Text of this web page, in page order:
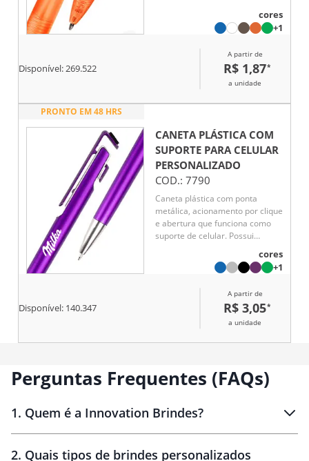
cores
+1
Disponível:269.522
A partir de
R$ 1,87*
a unidade
PRONTO EM 48 HRS
CANETA PLÁSTICA COM
SUPORTE PARA CELULAR
PERSONALIZADO
COD.: 7790
Caneta plástica com ponta
metálica, acionamento por clique
e abertura que funciona como
suporte de celular. Possui
feltro para limpeza de telas e
carga esferográfica azul de
cores
+1
Disponível: 140.347
A partir de
R$ 3,05*
a unidade
Perguntas Frequentes (FAQs)
1. Quem é a Innovation Brindes?
2. Quais tipos de brindes personalizados